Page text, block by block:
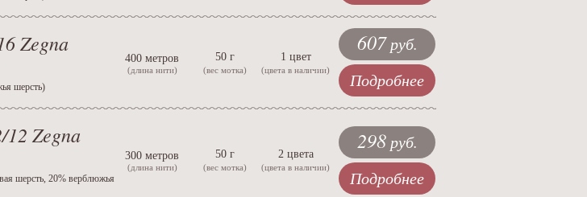
Zegna
шерсть)
400 метров
(длина нити)
50 г
(вес мотка)
1 цвет
(цвета в наличии)
607руб.
Подробнее
12 Zegna
шерсть, 20% верблюжья
300 метров
(длина нити)
50 г
(вес мотка)
2 цвета
(цвета в наличии)
298руб.
Подробнее